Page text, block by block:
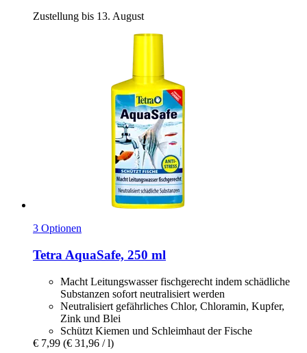
Zustellung bis 13. August
3 Optionen
Tetra AquaSafe, 250 ml
Macht Leitungswasser fischgerecht indem schädliche
Substanzen sofort neutralisiert werden
Neutralisiert gefährliches Chlor, Chloramin, Kupfer,
Zink und Blei
Schützt Kiemen und Schleimhaut der Fische
€ 7,99 (€ 31,96 / l)